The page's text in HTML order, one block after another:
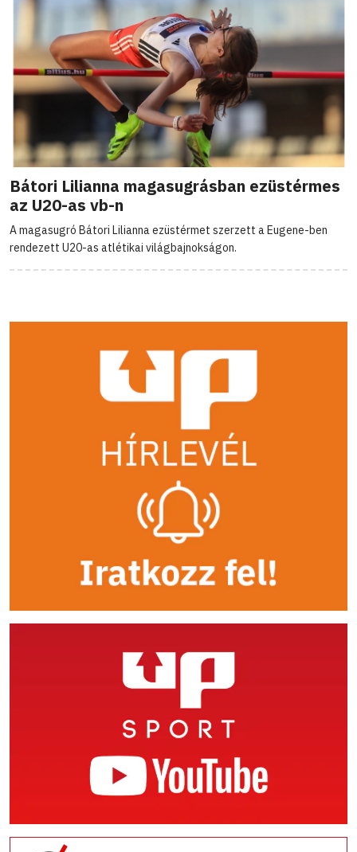
Bátori Lilianna magasugrásban ezüstérmes
az U20-as vb-n
A magasugró Bátori Lilianna ezüstérmet szerzett a Eugene-ben
rendezett U20-as atlétikai világbajnokságon.